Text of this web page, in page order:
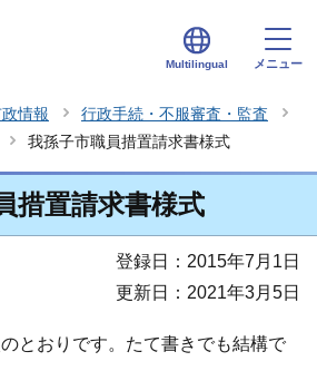
Multilingual メニュー
情報
行政手続・不服審査・監査
我孫子市職員措置請求書様式
措置請求書様式
登録日：2015年7月1日
更新日：2021年3月5日
とおりです。たて書きでも結構で